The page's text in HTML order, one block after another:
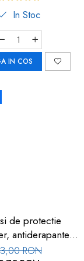
In Stoc
IN COS
de protectie
antiderapante,
100 buc
RON